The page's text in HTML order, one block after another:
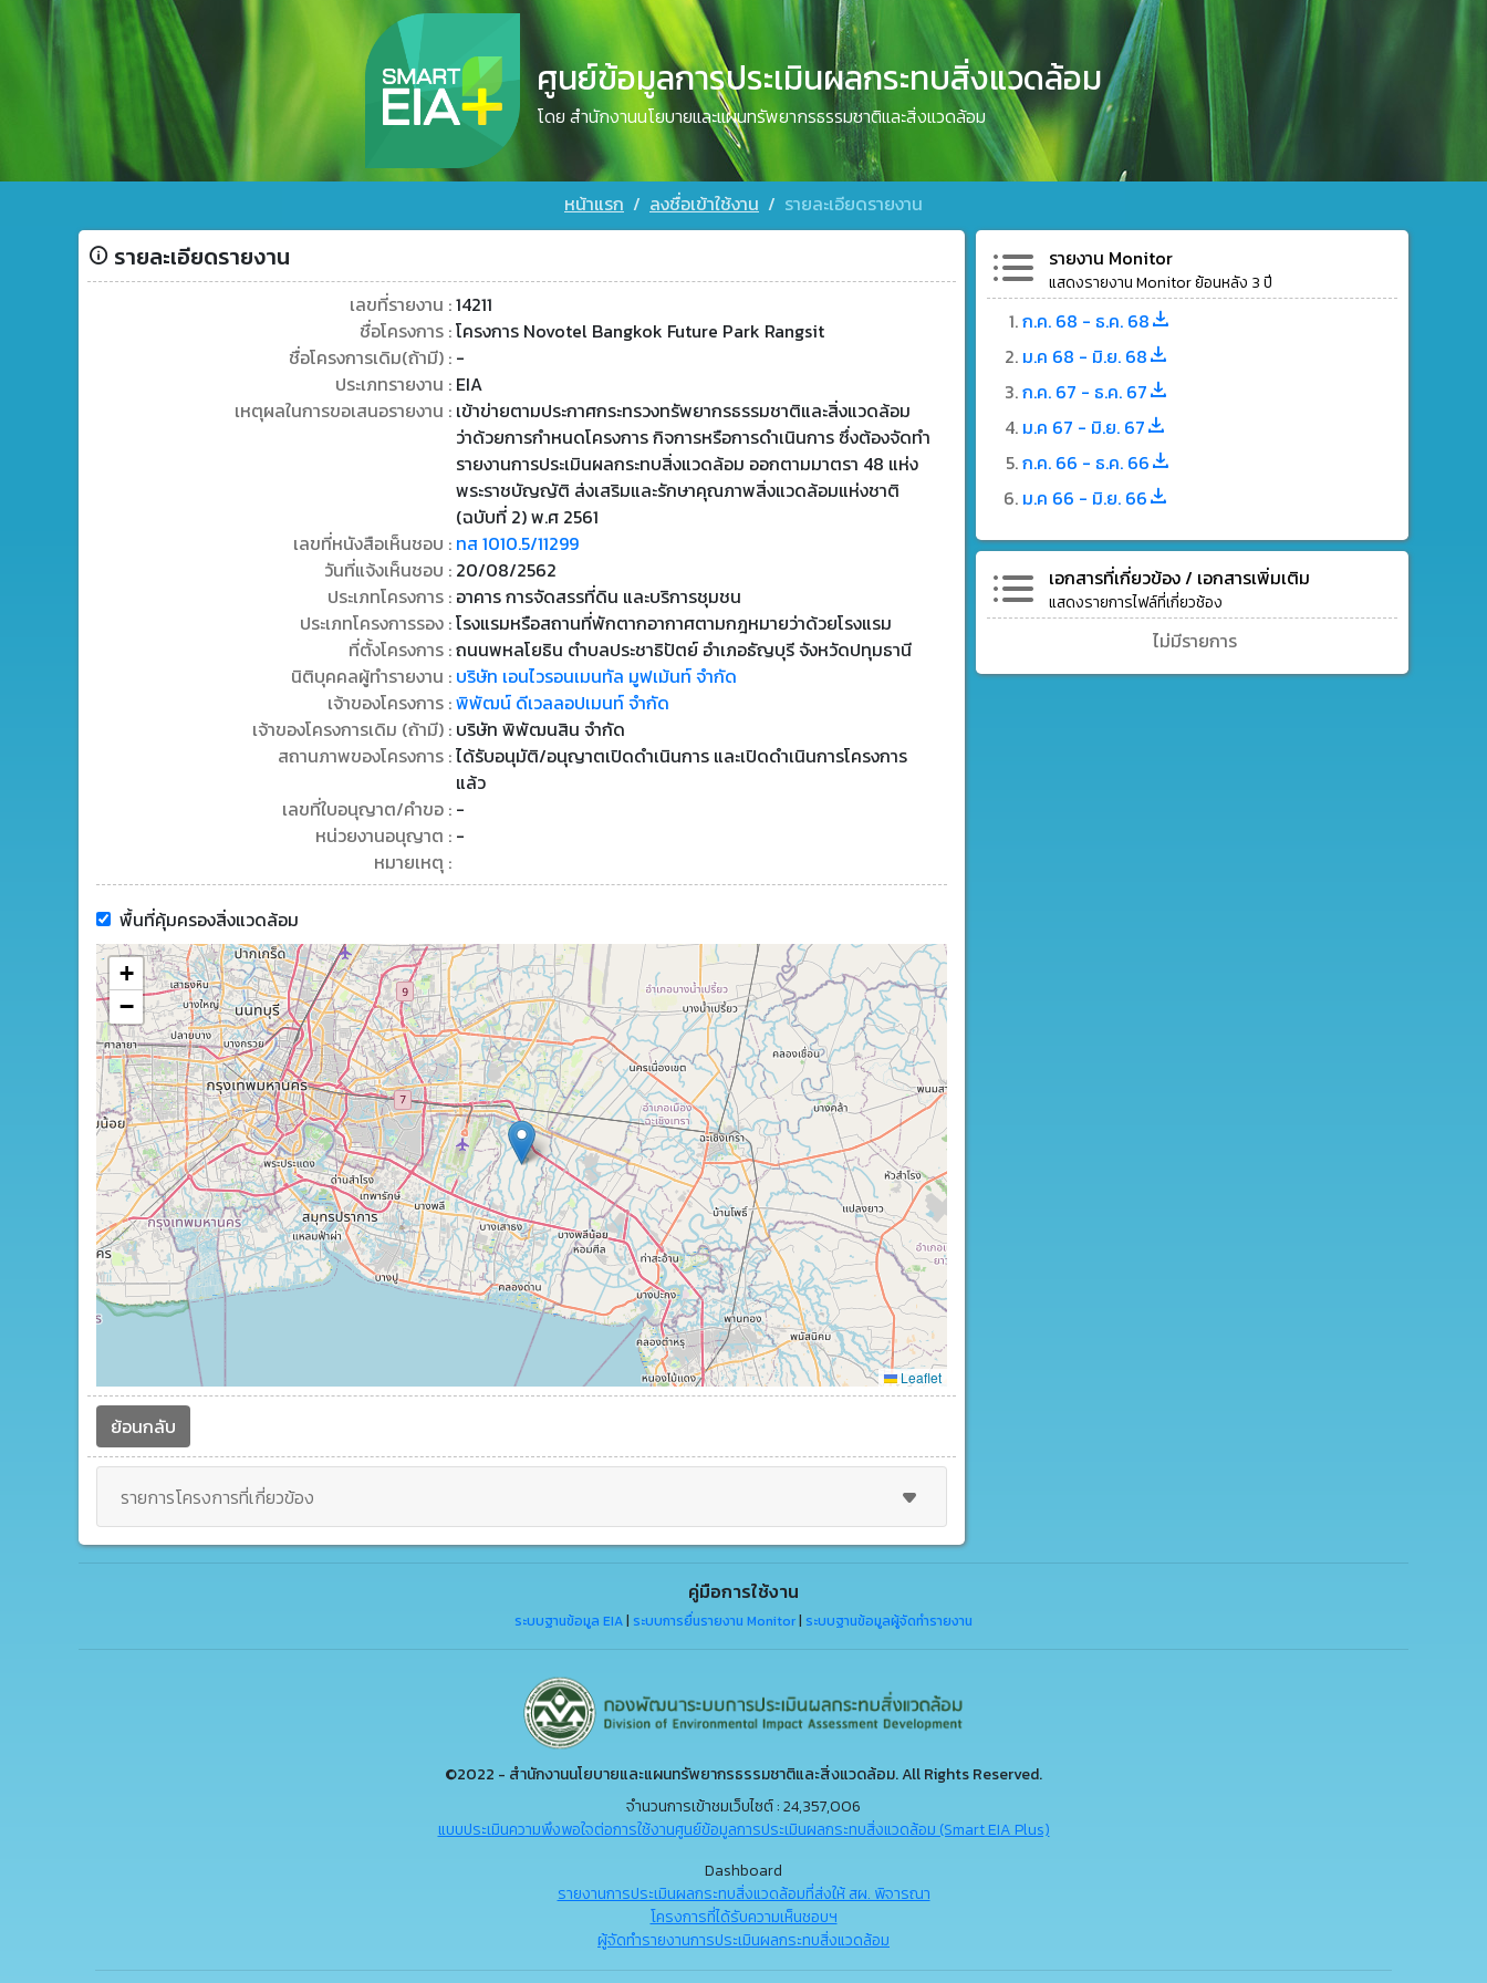
ศูนย์ข้อมูลการประเมินผลกระทบสิ่งแวดล้อม
โดย สำนักงานนโยบายและแผนทรัพยากรธรรมชาติและสิ่งแวดล้อม
หน้าแรก ลงชื่อเข้าใช้งาน รายละเอียดรายงาน
รายละเอียดรายงาน
เลขที่รายงาน :14211
ชื่อโครงการ :โครงการ Novotel Bangkok Future Park Rangsit
ชื่อโครงการเดิม(ถ้ามี) : -
ประเภทรายงาน : EIA
เหตุผลในการขอเสนอรายงาน : เข้าข่ายตามประกาศกระทรวงทรัพยากรธรรมชาติและสิ่งแวดล้อม
ว่าด้วยการกำหนดโครงการ กิจการหรือการดำเนินการ ซึ่งต้องจัดทำ
รายงานการประเมินผลกระทบสิ่งแวดล้อม ออกตามมาตรา 48 แห่ง
พระราชบัญญัติ ส่งเสริมและรักษาคุณภาพสิ่งแวดล้อมแห่งชาติ
(ฉบับที่ 2) พ.ศ 2561
เลขที่หนังสือเห็นชอบ : ทส 1010.5/11299
วันที่แจ้งเห็นชอบ : 20/08/2562
ประเภทโครงการ : อาคาร การจัดสรรที่ดิน และบริการชุมชน
ประเภทโครงการรอง :โรงแรมหรือสถานที่พักตากอากาศตามกฎหมายว่าด้วยโรงแรม
ที่ตั้งโครงการ :ถนนพหลโยธิน ตำบลประชาธิปัตย์ อำเภอธัญบุรี จังหวัดปทุมธานี
นิติบุคคลผู้ทำรายงาน : บริษัท เอนไวรอนเมนทัล มูฟเม้นท์ จำกัด
เจ้าของโครงการ :พิพัฒน์ ดีเวลลอปเมนท์ จำกัด
เจ้าของโครงการเดิม (ถ้ามี) : บริษัท พิพัฒนสิน จำกัด
สถานภาพของโครงการ :ได้รับอนุมัติ/อนุญาตเปิดดำเนินการ และเปิดดำเนินการโครงการ
แล้ว
เลขที่ใบอนุญาต/คำขอ : -
หน่วยงานอนุญาต : -
หมายเหตุ :
พื้นที่คุ้มครองสิ่งแวดล้อม
+
−
Leaflet
ย้อนกลับ
รายการโครงการที่เกี่ยวข้อง
รายงาน Monitor
แสดงรายงาน Monitor ย้อนหลัง 3 ปี
ก.ค. 68 - ธ.ค. 68
ม.ค 68 - มิ.ย. 68
ก.ค. 67 - ธ.ค. 67
ม.ค 67 - มิ.ย. 67
ก.ค. 66 - ธ.ค. 66
ม.ค 66 - มิ.ย. 66
เอกสารที่เกี่ยวข้อง / เอกสารเพิ่มเติม
แสดงรายการไฟล์ที่เกี่ยวช้อง
ไม่มีรายการ
คู่มือการใช้งาน
ระบบฐานข้อมูล EIA ระบบการยื่นรายงาน Monitor ระบบฐานข้อมูลผู้จัดทำรายงาน
©2022 - สำนักงานนโยบายและแผนทรัพยากรธรรมชาติและสิ่งแวดล้อม. All Rights Reserved.
จำนวนการเข้าชมเว็บไซต์ : 24,357,006
แบบประเมินความพึงพอใจต่อการใช้งานศูนย์ข้อมูลการประเมินผลกระทบสิ่งแวดล้อม (Smart EIA Plus)
Dashboard
รายงานการประเมินผลกระทบสิ่งแวดล้อมที่ส่งให้ สผ. พิจารณา
โครงการที่ได้รับความเห็นชอบฯ
ผู้จัดทำรายงานการประเมินผลกระทบสิ่งแวดล้อม